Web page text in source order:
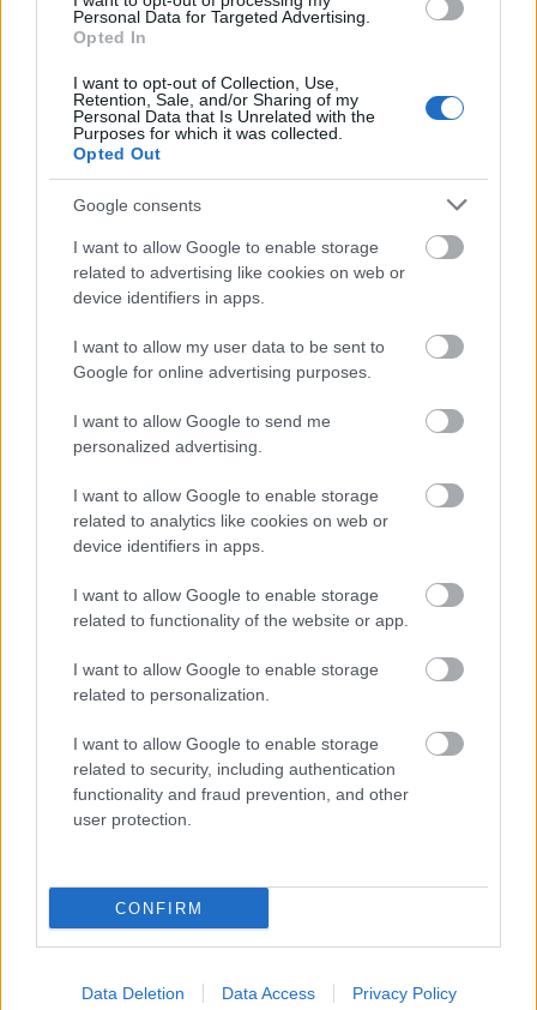
Personal Data for Targeted Advertising.
Opted In
I want to opt-out of Collection, Use,
Retention, Sale, and/or Sharing of my
Personal Data that Is Unrelated with the
Purposes for which it was collected.
Opted Out
Google consents
I want to allow Google to enable storage
related to advertising like cookies on web or
device identifiers in apps.
I want to allow my user data to be sent to
Google for online advertising purposes.
I want to allow Google to send me
personalized advertising.
I want to allow Google to enable storage
related to analytics like cookies on web or
device identifiers in apps.
I want to allow Google to enable storage
related to functionality of the website or app.
I want to allow Google to enable storage
related to personalization.
I want to allow Google to enable storage
related to security, including authentication
functionality and fraud prevention, and other
user protection.
CONFIRM
Data Deletion Data Access Privacy Policy
LEGFRISSEBB
Országos hírek
KECSKEMÉTEN IS SZAKIRÁNYÚ
TOVÁBBKÉPZÉSEKKEL ERŐSÍT A GÁL FERENC
EGYETEM
FELTÁRULNAK A BALATON TITKAI
A lakosságra is fontos szerep hárul a
szúnyoginvázió elkerülésében
ÚJ KUTAKKAL BIZTOSÍTJÁK KAPOSVÁR
HÍRDETÉS